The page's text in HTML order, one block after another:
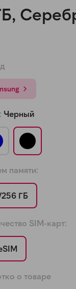
Черный
памяти:
256 ГБ
SIM-карт:
о товаре
оплату
переплат
товары